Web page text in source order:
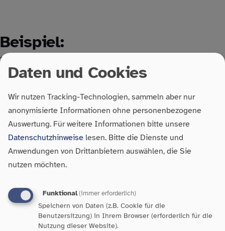
Beispiel:
Heilerziehungspfleger*in
Auszubildende sagen:
Daten und Cookies
Wir nutzen Tracking-Technologien, sammeln aber nur
anonymisierte Informationen ohne personenbezogene
Auswertung. Für weitere Informationen bitte unsere
Datenschutzhinweise lesen. Bitte die Dienste und
Anwendungen von Drittanbietern auswählen, die Sie
nutzen möchten.
Funktional(immer erforderlich)
Speichern von Daten (z.B. Cookie für die
Benutzersitzung) in Ihrem Browser (erforderlich für die
Nutzung dieser Website).